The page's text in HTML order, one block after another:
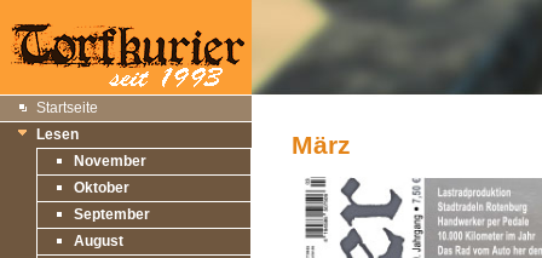
Startseite
Lesen
November
Oktober
September
August
März